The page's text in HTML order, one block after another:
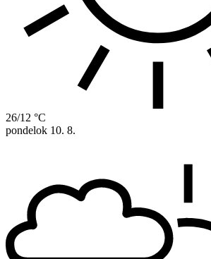
26/12 °C
pondelok 10. 8.